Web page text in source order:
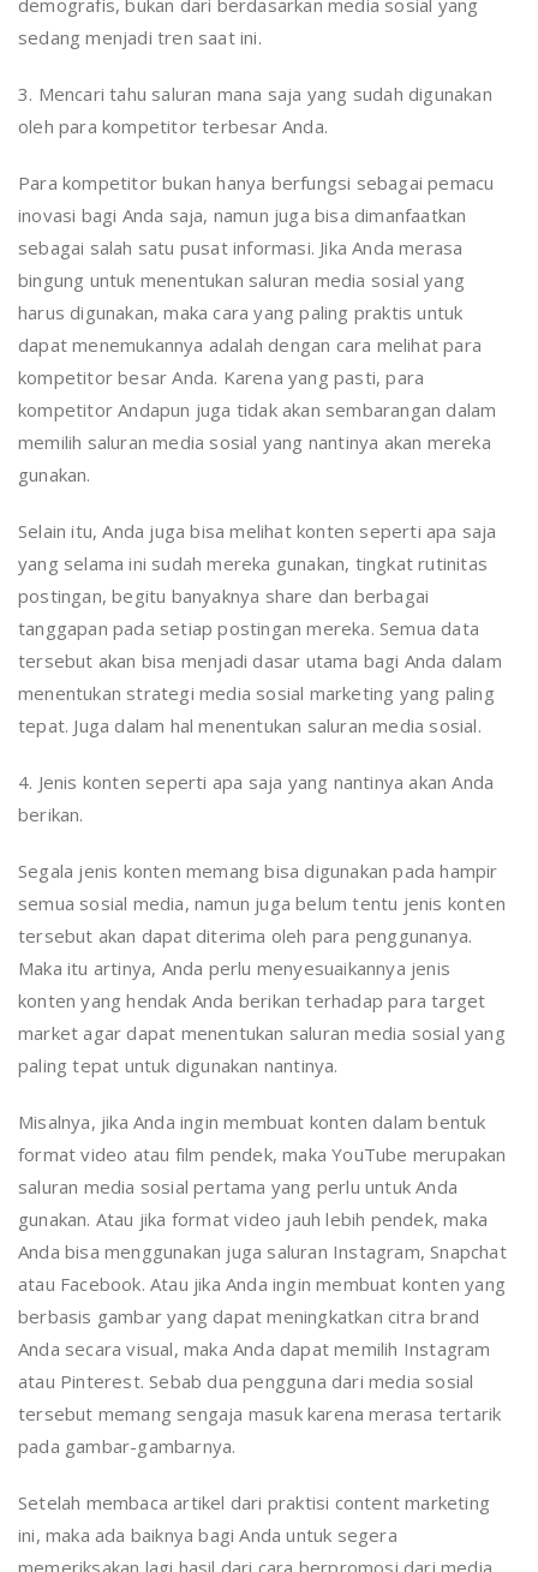
demografis, bukan dari berdasarkan media sosial yang
sedang menjadi tren saat ini.
3. Mencari tahu saluran mana saja yang sudah digunakan
oleh para kompetitor terbesar Anda.
Para kompetitor bukan hanya berfungsi sebagai pemacu
inovasi bagi Anda saja, namun juga bisa dimanfaatkan
sebagai salah satu pusat informasi. Jika Anda merasa
bingung untuk menentukan saluran media sosial yang
harus digunakan, maka cara yang paling praktis untuk
dapat menemukannya adalah dengan cara melihat para
kompetitor besar Anda. Karena yang pasti, para
kompetitor Andapun juga tidak akan sembarangan dalam
memilih saluran media sosial yang nantinya akan mereka
gunakan.
Selain itu, Anda juga bisa melihat konten seperti apa saja
yang selama ini sudah mereka gunakan, tingkat rutinitas
postingan, begitu banyaknya share dan berbagai
tanggapan pada setiap postingan mereka. Semua data
tersebut akan bisa menjadi dasar utama bagi Anda dalam
menentukan strategi media sosial marketing yang paling
tepat. Juga dalam hal menentukan saluran media sosial.
4. Jenis konten seperti apa saja yang nantinya akan Anda
berikan.
Segala jenis konten memang bisa digunakan pada hampir
semua sosial media, namun juga belum tentu jenis konten
tersebut akan dapat diterima oleh para penggunanya.
Maka itu artinya, Anda perlu menyesuaikannya jenis
konten yang hendak Anda berikan terhadap para target
market agar dapat menentukan saluran media sosial yang
paling tepat untuk digunakan nantinya.
Misalnya, jika Anda ingin membuat konten dalam bentuk
format video atau film pendek, maka YouTube merupakan
saluran media sosial pertama yang perlu untuk Anda
gunakan. Atau jika format video jauh lebih pendek, maka
Anda bisa menggunakan juga saluran Instagram, Snapchat
atau Facebook. Atau jika Anda ingin membuat konten yang
berbasis gambar yang dapat meningkatkan citra brand
Anda secara visual, maka Anda dapat memilih Instagram
atau Pinterest. Sebab dua pengguna dari media sosial
tersebut memang sengaja masuk karena merasa tertarik
pada gambar-gambarnya.
Setelah membaca artikel dari praktisi content marketing
ini, maka ada baiknya bagi Anda untuk segera
memeriksakan lagi hasil dari cara berpromosi dari media